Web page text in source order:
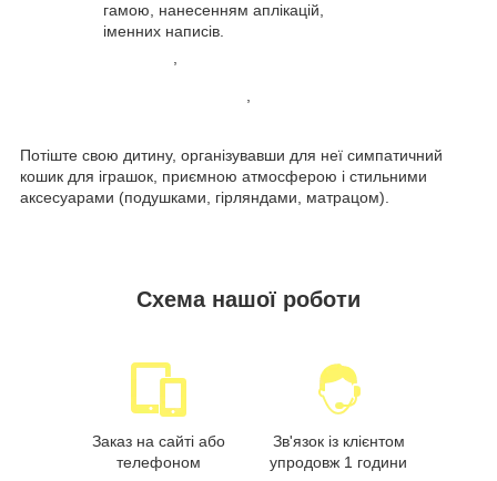
гамою, нанесенням аплікацій,
іменних написів.
Потіште свою дитину, організувавши для неї симпатичний
кошик для іграшок, приємною атмосферою і стильними
аксесуарами (подушками, гірляндами, матрацом).
Схема нашої роботи
Заказ на сайті або
телефоном
Зв'язок із клієнтом
упродовж 1 години